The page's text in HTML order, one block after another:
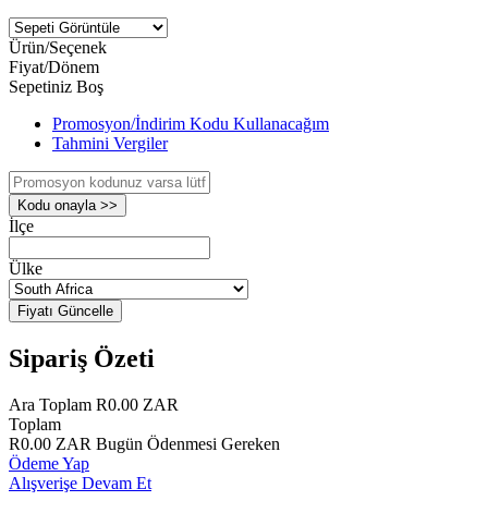
Ürün/Seçenek
Fiyat/Dönem
Sepetiniz Boş
Promosyon/İndirim Kodu Kullanacağım
Tahmini Vergiler
Kodu onayla >>
İlçe
Ülke
Fiyatı Güncelle
Sipariş Özeti
Ara Toplam R0.00 ZAR
Toplam
R0.00 ZAR Bugün Ödenmesi Gereken
Ödeme Yap
Alışverişe Devam Et